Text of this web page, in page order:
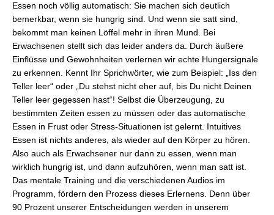
Essen noch völlig automatisch: Sie machen sich deutlich
bemerkbar, wenn sie hungrig sind. Und wenn sie satt sind,
bekommt man keinen Löffel mehr in ihren Mund. Bei
Erwachsenen stellt sich das leider anders da. Durch äußere
Einflüsse und Gewohnheiten verlernen wir echte Hungersignale
zu erkennen. Kennt Ihr Sprichwörter, wie zum Beispiel: „Iss den
Teller leer“ oder „Du stehst nicht eher auf, bis Du nicht Deinen
Teller leer gegessen hast“! Selbst die Überzeugung, zu
bestimmten Zeiten essen zu müssen oder das automatische
Essen in Frust oder Stress-Situationen ist gelernt. Intuitives
Essen ist nichts anderes, als wieder auf den Körper zu hören.
Also auch als Erwachsener nur dann zu essen, wenn man
wirklich hungrig ist, und dann aufzuhören, wenn man satt ist.
Das mentale Training und die verschiedenen Audios im
Programm, fördern den Prozess dieses Erlernens. Denn über
90 Prozent unserer Entscheidungen werden in unserem